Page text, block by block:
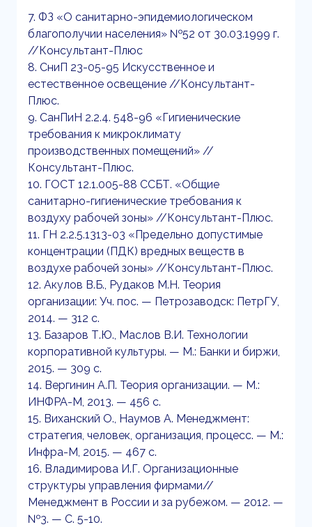
7. ФЗ «О санитарно-эпидемиологическом
благополучии населения» №52 от 30.03.1999 г.
//Консультант-Плюс
8. СниП 23-05-95 Искусственное и
естественное освещение //Консультант-
Плюс.
9. СанПиН 2.2.4. 548-96 «Гигиенические
требования к микроклимату
производственных помещений» //
Консультант-Плюс.
10. ГОСТ 12.1.005-88 ССБТ. «Общие
санитарно-гигиенические требования к
воздуху рабочей зоны» //Консультант-Плюс.
11. ГН 2.2.5.1313-03 «Предельно допустимые
концентрации (ПДК) вредных веществ в
воздухе рабочей зоны» //Консультант-Плюс.
12. Акулов В.Б., Рудаков М.Н. Теория
организации: Уч. пос. — Петрозаводск: ПетрГУ,
2014. — 312 с.
13. Базаров Т.Ю., Маслов В.И. Технологии
корпоративной культуры. — М.: Банки и биржи,
2015. — 309 с.
14. Вергинин А.П. Теория организации. — М.:
ИНФРА-М, 2013. — 456 с.
15. Виханский О., Наумов А. Менеджмент:
стратегия, человек, организация, процесс. — М.:
Инфра-М, 2015. — 467 с.
16. Владимирова И.Г. Организационные
структуры управления фирмами//
Менеджмент в России и за рубежом. — 2012. —
№3. — С. 5-10.